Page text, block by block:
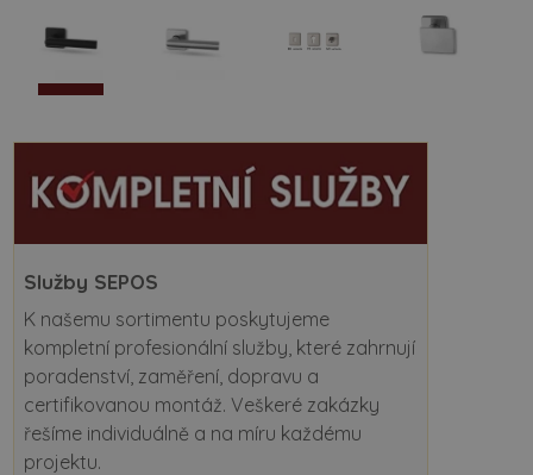
Služby SEPOS
K našemu sortimentu poskytujeme
kompletní profesionální služby, které zahrnují
poradenství, zaměření, dopravu a
certifikovanou montáž. Veškeré zakázky
řešíme individuálně a na míru každému
projektu.